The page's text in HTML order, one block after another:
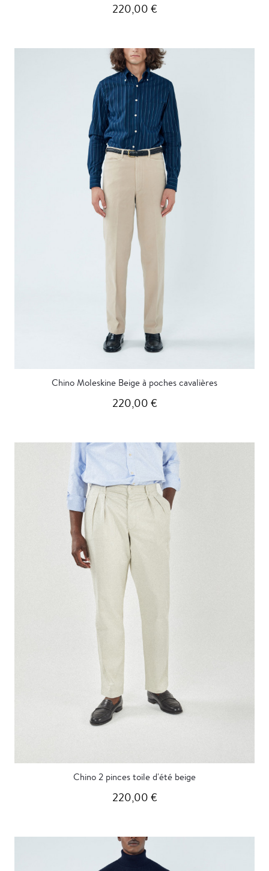
220,00 €
Chino Moleskine Beige à poches cavalières
220,00 €
Chino 2 pinces toile d'été beige
220,00 €